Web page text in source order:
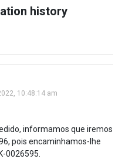
history
10:48:14 am
informamos que iremos
pois encaminhamos-lhe
0026595.